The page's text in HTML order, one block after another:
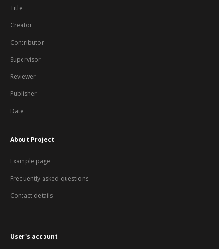
Title
Creator
Contributor
Supervisor
Reviewer
Publisher
Date
About Project
Example page
Frequently asked questions
Contact details
User's account